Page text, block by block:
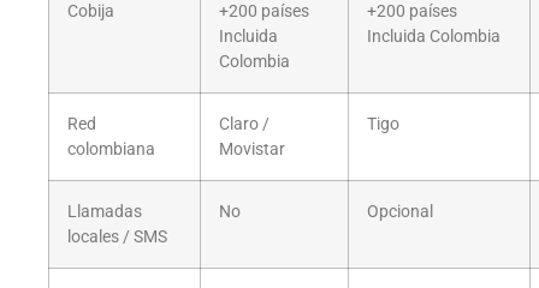
Cobija
+200 países
Incluida
Colombia
+200 países
Incluida Colombia
Red
colombiana
Claro /
Movistar
Tigo
Llamadas
locales / SMS
No Opcional